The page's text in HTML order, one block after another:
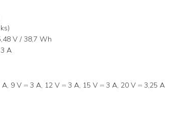
V / 38,7 Wh
A
9 V ⎓ 3 A, 12 V ⎓ 3 A, 15 V ⎓ 3 A, 20 V ⎓ 3,25 A